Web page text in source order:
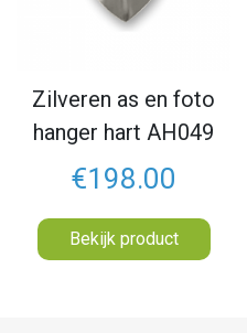
Zilveren as en foto
hanger hart AH049
€198.00
Bekijk product